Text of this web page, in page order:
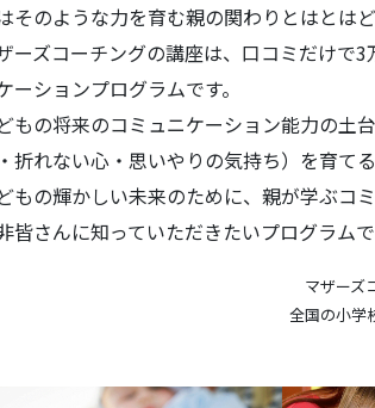
そのような力を育む親の関わりとはとは
ーズコーチングの講座は、口コミだけで
ーションプログラムです。
もの将来のコミュニケーション能力の土
折れない心・思いやりの気持ち）を育て
もの輝かしい未来のために、親が学ぶコ
皆さんに知っていただきたいプログラムで
マザーズ
全国の小学